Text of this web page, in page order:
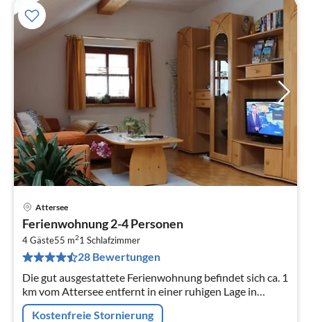
Attersee
Ferienwohnung 2-4 Personen
4 Gäste55 m21 Schlafzimmer
28 Bewertungen
Die gut ausgestattete Ferienwohnung befindet sich ca. 1
km vom Attersee entfernt in einer ruhigen Lage in
Abtsdorf.
Kostenfreie Stornierung